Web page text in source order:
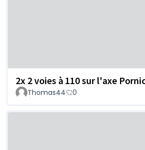
2x 2 voies à 110 sur l'axe
Thomas44 0